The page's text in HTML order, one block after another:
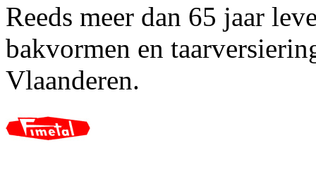
Reeds meer dan 65 jaar
bakvormen en
Vlaanderen.